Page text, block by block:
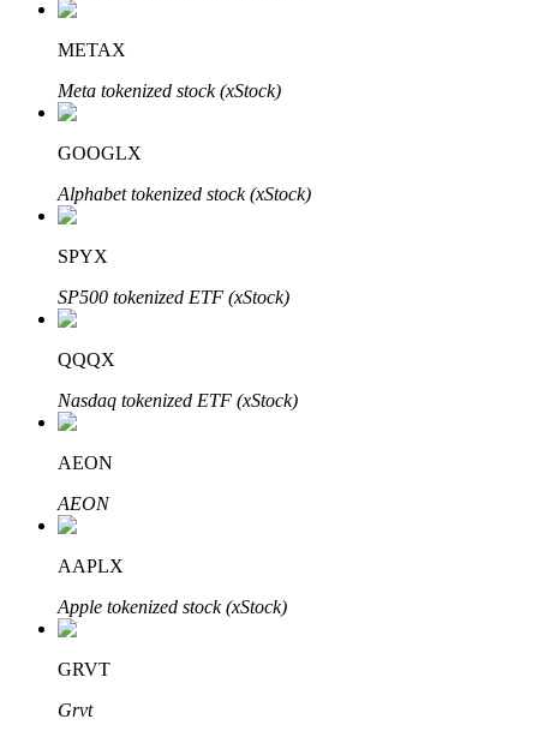
Bitrue
Bitrue Партнеры
Партнеры Bitrue
До 65% комиссии!
METAX
Meta tokenized stock (xStock)
GOOGLX
Alphabet tokenized stock (xStock)
SPYX
SP500 tokenized ETF (xStock)
QQQX
Nasdaq tokenized ETF (xStock)
AEON
AEON
AAPLX
Apple tokenized stock (xStock)
GRVT
Grvt